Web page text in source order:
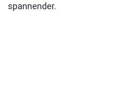
spannender.